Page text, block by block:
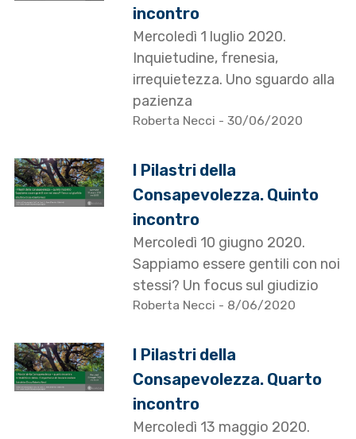
incontro
Mercoledì 1 luglio 2020.
Inquietudine, frenesia,
irrequietezza. Uno sguardo alla
pazienza
Roberta Necci - 30/06/2020
I Pilastri della
Consapevolezza. Quinto
incontro
Mercoledì 10 giugno 2020.
Sappiamo essere gentili con noi
stessi? Un focus sul giudizio
Roberta Necci - 8/06/2020
I Pilastri della
Consapevolezza. Quarto
incontro
Mercoledì 13 maggio 2020.